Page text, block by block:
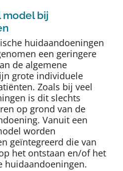
model bij
huidaandoeningen
een geringere
de algemene
grote individuele
Zoals bij veel
is dit slechts
op grond van de
Vanuit een
worden
geïntegreerd die van
het ontstaan en/of het
huidaandoeningen.